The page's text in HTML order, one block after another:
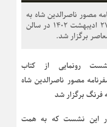
مصور ناصرالدین شاه به
فرنگ» ظهر روز چهارشنبه ۲۷ ادیبهشت ۱۴۰۲ در سالن
برگزار شد.
رونمایی از کتاب
مصور ناصرالدین شاه
فرنگ برگزار شد
این نشست که به همت